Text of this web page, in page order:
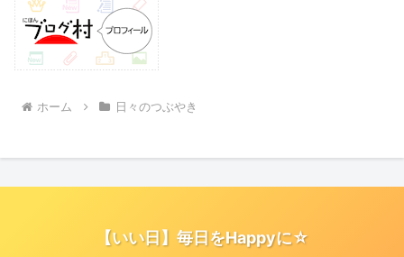
ホーム 日々のつぶやき
【いい日】毎日をHappyに☆